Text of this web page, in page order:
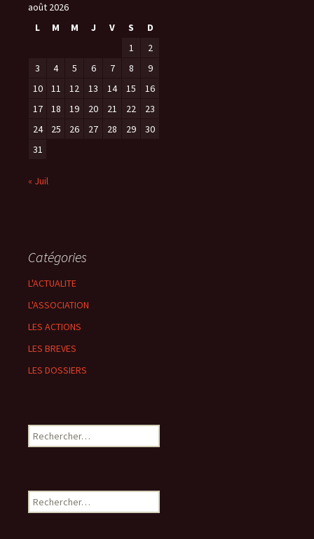
août 2026
L
M M J V S
D
1
2
3
4 5 6 7 8
9
10
11 12 13 14 15
16
17
18 19 20 21 22
23
24
25 26 27 28 29
30
31
« Juil
Catégories
L'ACTUALITE
L'ASSOCIATION
LES ACTIONS
LES BREVES
LES DOSSIERS
Rechercher :
Rechercher :